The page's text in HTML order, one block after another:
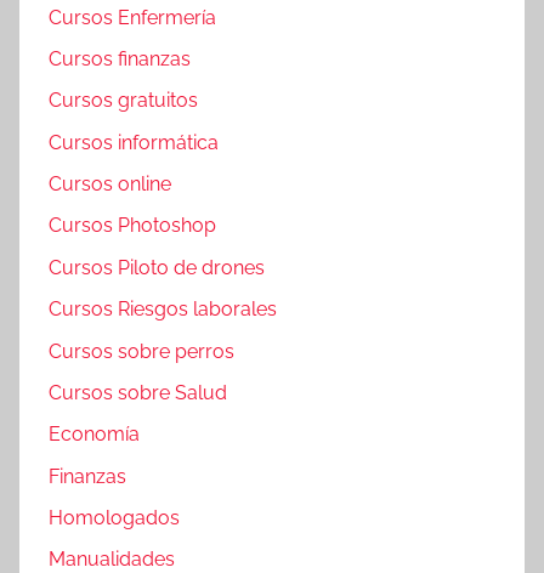
Cursos Enfermería
Cursos finanzas
Cursos gratuitos
Cursos informática
Cursos online
Cursos Photoshop
Cursos Piloto de drones
Cursos Riesgos laborales
Cursos sobre perros
Cursos sobre Salud
Economía
Finanzas
Homologados
Manualidades